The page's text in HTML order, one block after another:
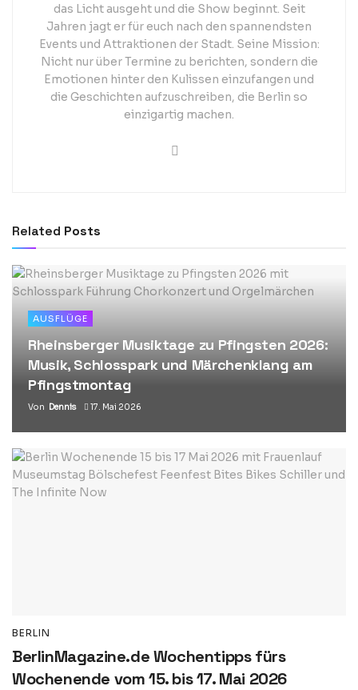
das Licht ausgeht und die Show beginnt. Seit
Jahren jagt er für euch nach den spannendsten
Events und Attraktionen der Stadt. Seine Mission:
Nicht nur über Termine zu berichten, sondern die
Emotionen hinter den Kulissen einzufangen und
die Geschichten aufzuschreiben, die Berlin so
einzigartig machen.
Related Posts
AUSFLÜGE
Rheinsberger Musiktage zu Pfingsten 2026:
Musik, Schlosspark und Märchenklang am
Pfingstmontag
Von Dennis 17. Mai 2026
BERLIN
BerlinMagazine.de Wochentipps fürs
Wochenende vom 15. bis 17. Mai 2026